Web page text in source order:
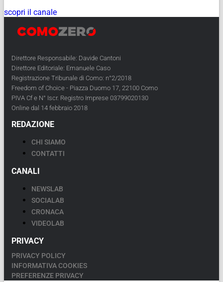
scopri il canale
Direttore Responsabile: Davide Cantoni
Direttore Editoriale: Emanuele Caso
Registrazione Tribunale di Como: n°2/2018
Freedom of Choice - Piazza Duomo 17, 22100 Como
PIVA Cf e N° Iscr. Registro Imprese 03799020130
Online dal 14 febbraio 2018
REDAZIONE
CHI SIAMO
CONTATTI
CANALI
NEWSLAB
SOCIALAB
CRONACA
VIDEOLAB
PRIVACY
PRIVACY POLICY
INFORMATIVA COOKIES
PREFERENZE PRIVACY